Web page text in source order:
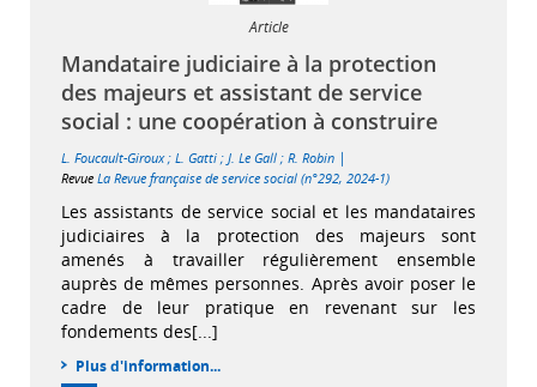
Article
Mandataire judiciaire à la protection
des majeurs et assistant de service
social : une coopération à construire
L. Foucault-Giroux; L. Gatti ; J. Le Gall ; R. Robin |
Revue La Revue française de service social (n°292, 2024-1)
Les assistants de service social et les mandataires
judiciaires à la protection des majeurs sont
amenés à travailler régulièrement ensemble
auprès de mêmes personnes. Après avoir poser le
cadre de leur pratique en revenant sur les
fondements des[...]
Plus d'information...